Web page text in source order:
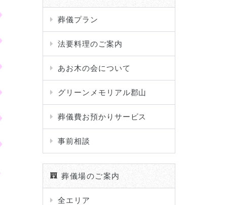
葬儀プラン
法要料理のご案内
あお木の会について
グリーンメモリアル郡山
葬儀費お預かりサービス
事前相談
葬儀場のご案内
全エリア